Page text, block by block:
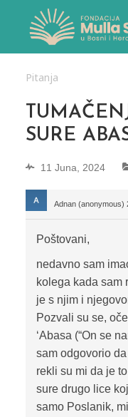
Pitanja
SURE
11 Juna, 2024
Adnan (anonymous)
Poštovani,
nedavno sam
kolega kada sam
je s njim i
Pozvali su se,
‘Abasa (“On se
sam odgovorio
rekli su mi da je
sure drugo lice
samo Poslanik,